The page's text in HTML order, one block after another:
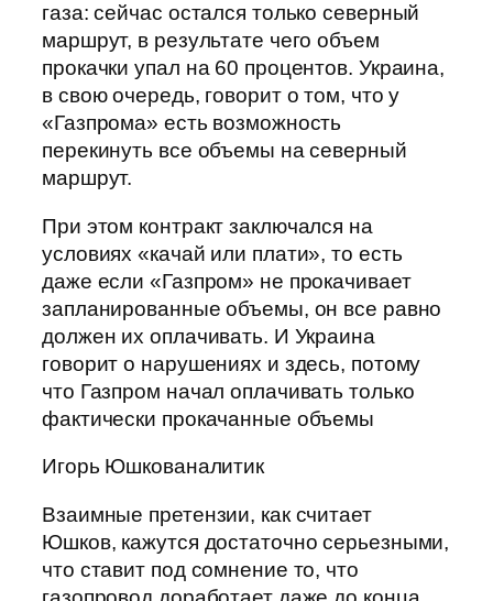
газа: сейчас остался только северный
маршрут, в результате чего объем
прокачки упал на 60 процентов. Украина,
в свою очередь, говорит о том, что у
«Газпрома» есть возможность
перекинуть все объемы на северный
маршрут.
При этом контракт заключался на
условиях «качай или плати», то есть
даже если «Газпром» не прокачивает
запланированные объемы, он все равно
должен их оплачивать. И Украина
говорит о нарушениях и здесь, потому
что Газпром начал оплачивать только
фактически прокачанные объемы
Игорь Юшкованалитик
Взаимные претензии, как считает
Юшков, кажутся достаточно серьезными,
что ставит под сомнение то, что